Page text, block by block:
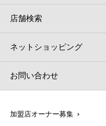
店舗検索
ネットショッピング
お問い合わせ
加盟店オーナー募集